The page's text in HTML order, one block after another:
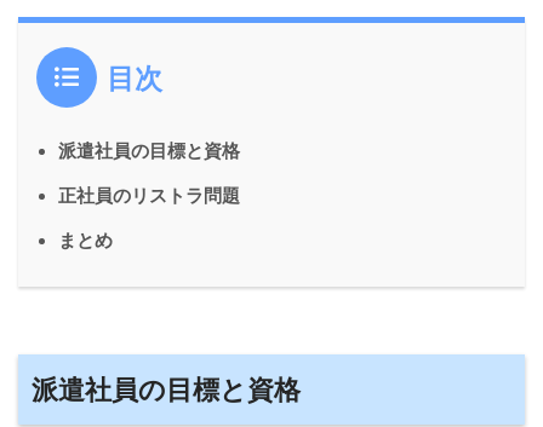
目次
派遣社員の目標と資格
正社員のリストラ問題
まとめ
派遣社員の目標と資格